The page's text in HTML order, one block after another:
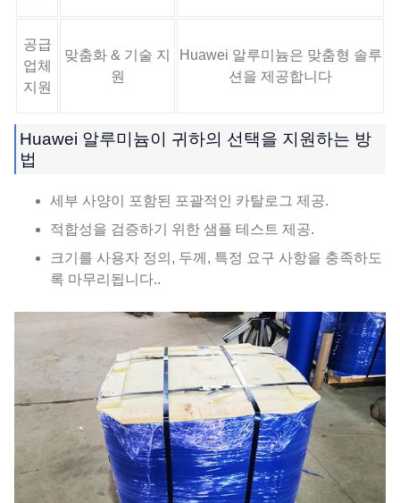
공급
업체
지원
맞춤화 & 기술 지
원
Huawei 알루미늄은 맞춤형 솔루
션을 제공합니다
Huawei 알루미늄이 귀하의 선택을 지원하는 방
법
세부 사양이 포함된 포괄적인 카탈로그 제공.
적합성을 검증하기 위한 샘플 테스트 제공.
크기를 사용자 정의, 두께, 특정 요구 사항을 충족하도
록 마무리됩니다..